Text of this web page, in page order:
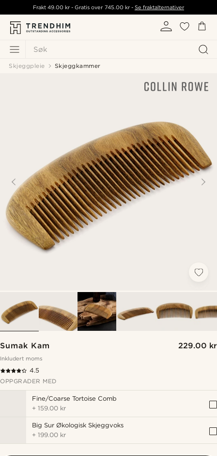
Søk
Frakt49.00 kr - Gratis over 745.00 kr- Se fraktalternativer
Skjeggpleie Skjeggkammer
Sumak Kam 229.00 kr
Inkludert moms
4.5
OPPGRADER MED
Fine/Coarse Tortoise Comb
+159.00 kr
Big Sur Økologisk Skjeggvoks
+199.00 kr